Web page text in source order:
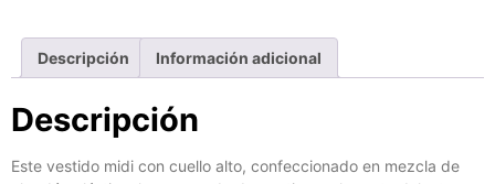
Descripción Información adicional
Descripción
Este vestido midi con cuello alto, confeccionado en mezcla de